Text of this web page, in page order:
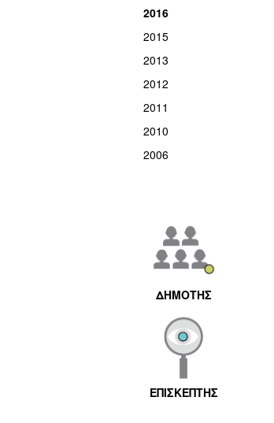
2016
2015
2013
2012
2011
2010
2006
ΔΗΜΟΤΗΣ
ΕΠΙΣΚΕΠΤΗΣ